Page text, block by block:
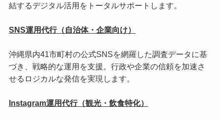
結するデジタル活用をトータルサポートします。
SNS運用代行（自治体・企業向け）
沖縄県内41市町村の公式SNSを網羅した調査データに基
づき、戦略的な運用を支援。行政や企業の信頼を加速さ
せるロジカルな発信を実現します。
Instagram運用代行（観光・飲食特化）